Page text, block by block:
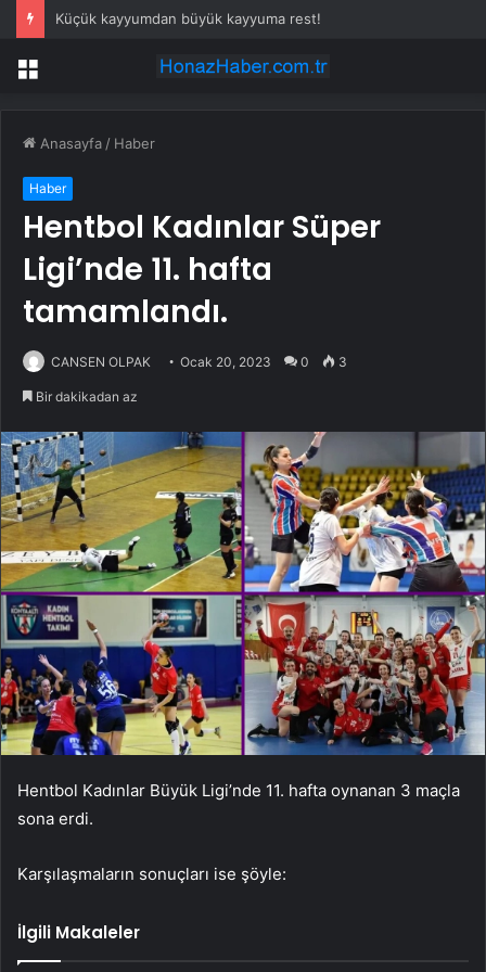
Küçük kayyumdan büyük kayyuma rest!
Menü
Anasayfa / Haber
Haber
Hentbol Kadınlar Süper
Ligi’nde 11. hafta
tamamlandı.
CANSEN OLPAK Ocak 20, 2023 0 3
Bir dakikadan az
Hentbol Kadınlar Büyük Ligi’nde 11. hafta oynanan 3 maçla
sona erdi.
Karşılaşmaların sonuçları ise şöyle:
İlgili Makaleler